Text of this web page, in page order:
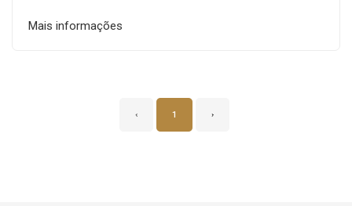
Mais informações
‹ 1 ›